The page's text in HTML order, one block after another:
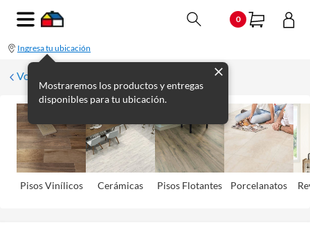
0
Ingresa tu ubicación
Mostraremos los productos y entregas
disponibles para tu ubicación.
Volver
Pisos Viní­licos Cerámicas Pisos Flotantes Porcelanatos